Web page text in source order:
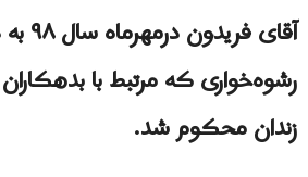
آقای
رشوه‌خواری كه مرتبط با
زندان محکوم شد.